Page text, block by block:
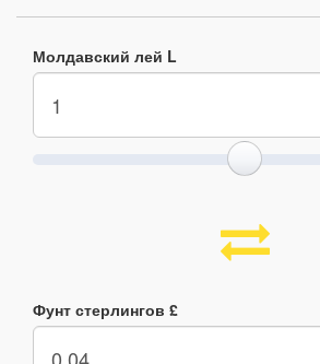
Молдавский лей L
Фунт стерлингов £